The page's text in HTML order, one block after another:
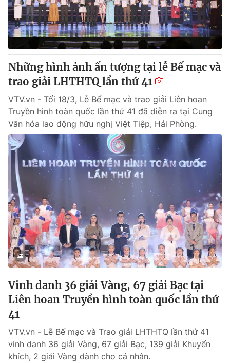
Những hình ảnh ấn tượng tại lễ Bế mạc và
trao giải LHTHTQ lần thứ 41
VTV.vn - Tối 18/3, Lễ Bế mạc và trao giải Liên hoan
Truyền hình toàn quốc lần thứ 41 đã diễn ra tại Cung
Văn hóa lao động hữu nghị Việt Tiệp, Hải Phòng.
Vinh danh 36 giải Vàng, 67 giải Bạc tại
Liên hoan Truyền hình toàn quốc lần thứ
41
VTV.vn - Lễ Bế mạc và Trao giải LHTHTQ lần thứ 41
vinh danh 36 giải Vàng, 67 giải Bạc, 139 giải Khuyến
khích, 2 giải Vàng dành cho cá nhân.